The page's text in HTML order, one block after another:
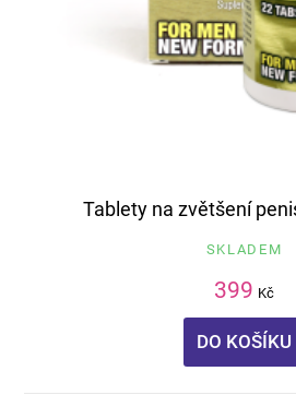
Tablety na zvětšení
SKLADEM
399 Kč
DO KOŠÍKU